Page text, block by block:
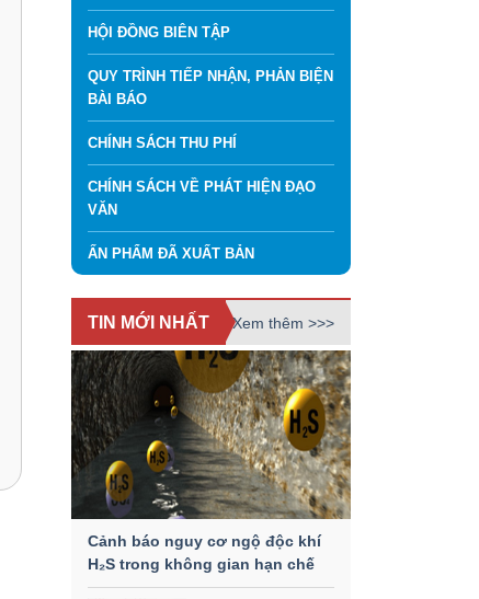
HỘI ĐỒNG BIÊN TẬP
QUY TRÌNH TIẾP NHẬN, PHẢN BIỆN
BÀI BÁO
CHÍNH SÁCH THU PHÍ
CHÍNH SÁCH VỀ PHÁT HIỆN ĐẠO
VĂN
ẤN PHẨM ĐÃ XUẤT BẢN
TIN MỚI NHẤT Xem thêm >>>
Cảnh báo nguy cơ ngộ độc khí
H₂S trong không gian hạn chế